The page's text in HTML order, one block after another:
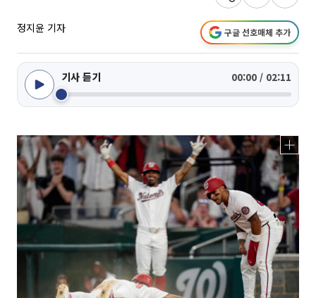
정지윤 기자 구글 선호매체 추가
기사 듣기 00:00 / 02:11